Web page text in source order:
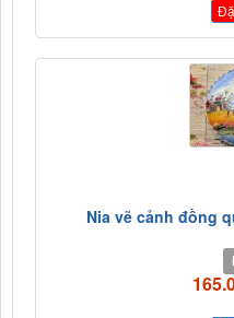
Nia vẽ cảnh đồng